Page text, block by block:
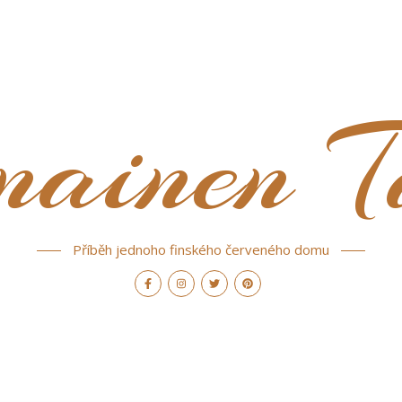
Příběh jednoho finského červeného domu